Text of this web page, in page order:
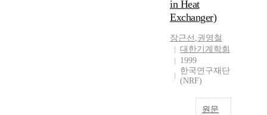
in Heat
Exchanger)
장근선 ,권영철
대한기계학회
1999
한국연구재단
(NRF)
원문